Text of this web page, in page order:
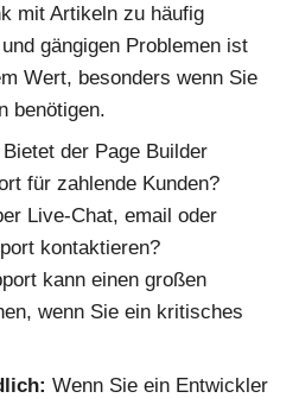
mit Artikeln zu häufig
gängigen Problemen ist
Wert, besonders wenn Sie
benötigen.
Bietet der Page Builder
für zahlende Kunden?
Live-Chat, email oder
kontaktieren?
kann einen großen
wenn Sie ein kritisches
Wenn Sie ein Entwickler